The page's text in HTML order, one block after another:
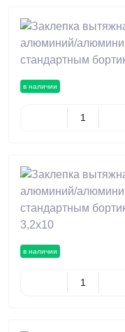
в наличии
в наличии